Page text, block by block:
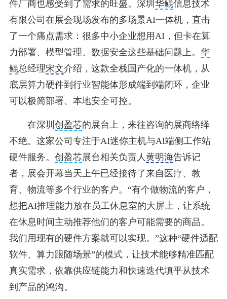
件厂商也感受到了需求的旺盛。深圳 华鲲信息技术
有限公司在展会现场发布的多场景AI一体机，直击
了一个痛点需求：很多中小企业想用AI，但卡在算
力部署、模型管理、数据安全这些基础问题上。 华
鲲总经理宋文介绍，这款全栈国产化的一体机，从
底层算力硬件到行业智能体形成端到端闭环，企业
可以极简部署、本地安全可控。
在深圳 创盈芯的展台上，来往咨询的展商络绎
不绝。这家公司专注于AI迷你主机与AI端侧工作站
硬件服务。 创盈芯展台相关负责人 黄明海告诉记
者，展会开幕当天上午已经接待了来自医疗、教
育、物流等多个行业的客户。“有个做物流的客户，
想把AI推理能力放在员工休息室的大屏上，让系统
在休息时间主动推荐他们的客户可能需要的商品。
我们用现有的硬件方案就可以实现。”这种“硬件适配
软件、算力跟随场景”的模式，让技术能够精准匹配
真实需求，依靠供应链能力和快速迭代填平从技术
到产品的鸿沟。